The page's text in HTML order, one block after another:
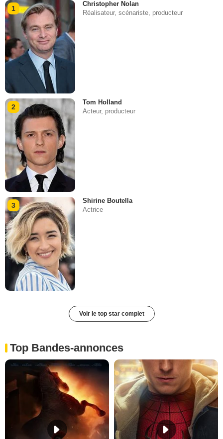
1
Christopher Nolan
Réalisateur, scénariste, producteur
2
Tom Holland
Acteur, producteur
3
Shirine Boutella
Actrice
Voir le top star complet
Top Bandes-annonces